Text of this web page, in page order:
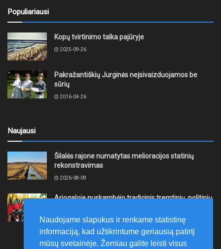
Populiariausi
Kopų tvirtinimo talka pajūryje
2025-09-26
Pakražantiškių Jurginės neįsivaizduojamos be
sūrių
2016-04-26
Naujausi
Šilalės rajone numatytas melioracijos statinių
rekonstravimas
2026-08-09
Ariogaloje nuskambėjo tradicinis tremtinių, politinių
širdy“
2026-08-08
Naudojame slapukus ir renkame statistinę
informaciją, kad užtikrintume geriausią patirtį
mūsų svetainėje. Žemiau galite leisti visus